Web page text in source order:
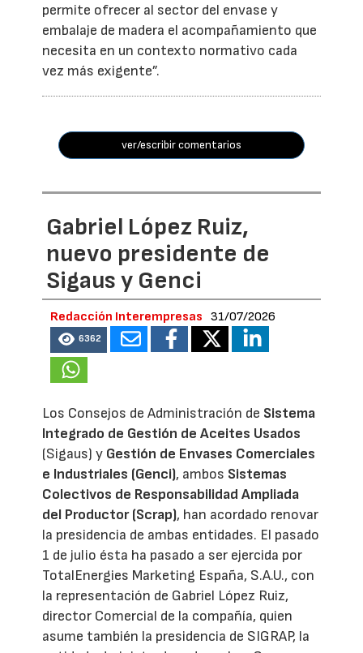
permite ofrecer al sector del envase y
embalaje de madera el acompañamiento que
necesita en un contexto normativo cada
vez más exigente”.
ver/escribir comentarios
Gabriel López Ruiz,
nuevo presidente de
Sigaus y Genci
Redacción Interempresas 31/07/2026
6362
Los Consejos de Administración de Sistema
Integrado de Gestión de Aceites Usados
(Sigaus) y Gestión de Envases Comerciales
e Industriales (Genci), ambos Sistemas
Colectivos de Responsabilidad Ampliada
del Productor (Scrap), han acordado renovar
la presidencia de ambas entidades. El pasado
1 de julio ésta ha pasado a ser ejercida por
TotalEnergies Marketing España, S.A.U., con
la representación de Gabriel López Ruiz,
director Comercial de la compañía, quien
asume también la presidencia de SIGRAP, la